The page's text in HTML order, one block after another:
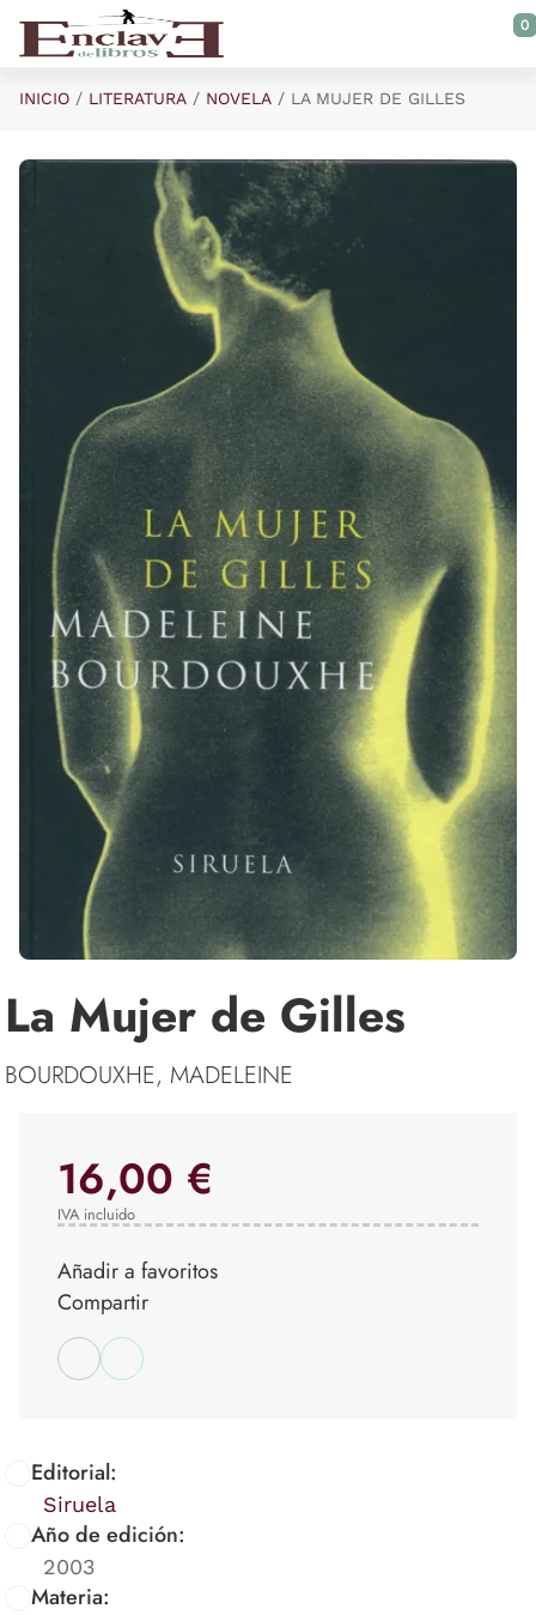
Saltar al contenido principal
0
INICIO LITERATURA NOVELA LA MUJER DE GILLES
La Mujer de Gilles
BOURDOUXHE, MADELEINE
Editorial:
Siruela
Año de edición:
2003
Materia:
16,00 €
IVA incluido
Añadir a favoritos
Compartir